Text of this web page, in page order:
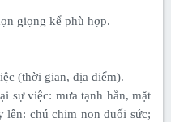
giọng kể phù hợp.
(thời gian, địa điểm).
sự việc: mưa tạnh hẳn, mặt
lên: chú chim non đuối sức;